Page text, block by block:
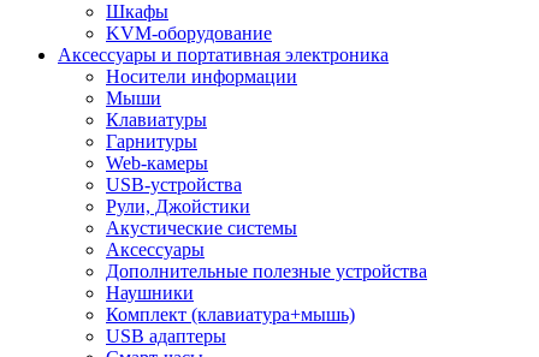
Шкафы
KVM-оборудование
Аксессуары и портативная электроника
Носители информации
Мыши
Клавиатуры
Гарнитуры
Web-камеры
USB-устройства
Рули, Джойстики
Акустические системы
Аксессуары
Дополнительные полезные устройства
Наушники
Комплект (клавиатура+мышь)
USB адаптеры